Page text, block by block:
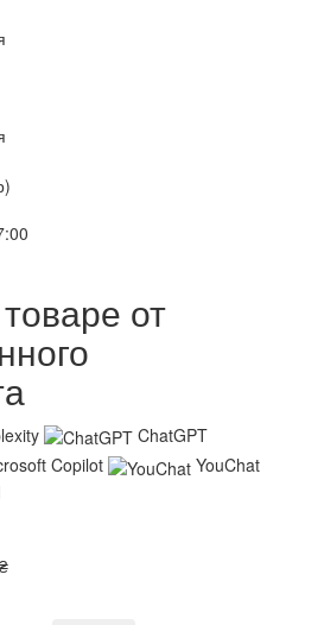
от
ChatGPT
Copilot
YouChat